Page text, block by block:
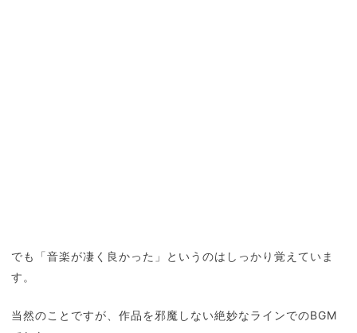
でも「音楽が凄く良かった」というのはしっかり覚えていま
す。
当然のことですが、作品を邪魔しない絶妙なラインでのBGM